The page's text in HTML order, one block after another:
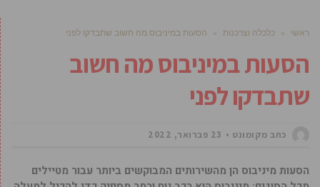
ראשי » כלכלה וצרכנות » הסעות במיניבוס מה חשוב שתבדקו לפני
הסעות במיניבוס מה חשוב
שתבדקו לפני
כתב מקומונט 23 פברואר, 2022
הסעות מיניבוס הן מהשירותים המבוקשים ביותר עבור מטיילים